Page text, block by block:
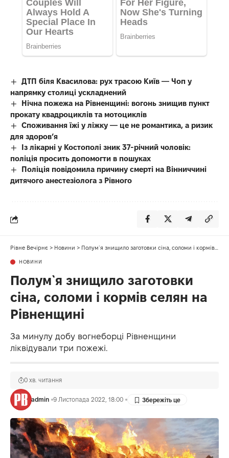
ДТП біля Квасилова: рух трасою Київ — Чоп у
напрямку столиці ускладнений
Нічна пожежа на Рівненщині: вогонь знищив пункт
прокату квадроциклів та мотоциклів
Споживання їжі у ліжку — це не романтика, а ризик
для здоров’я
Із лікарні у Костополі зник 37-річний чоловік:
поліція просить допомогти в пошуках
Поліція повідомила причину смерті на Вінниччині
дитячого анестезіолога з Рівного
Рівне Вечірнє > Новини > Полум`я знищило заготовки сіна, соломи і кормів селян на Рівненщині
НОВИНИ
Полум`я знищило заготовки
сіна, соломи і кормів селян на
Рівненщині
За минулу добу вогнеборці Рівненщини
ліквідували три пожежі.
admin 9 Листопада 2022, 18:00
0 хв. читання